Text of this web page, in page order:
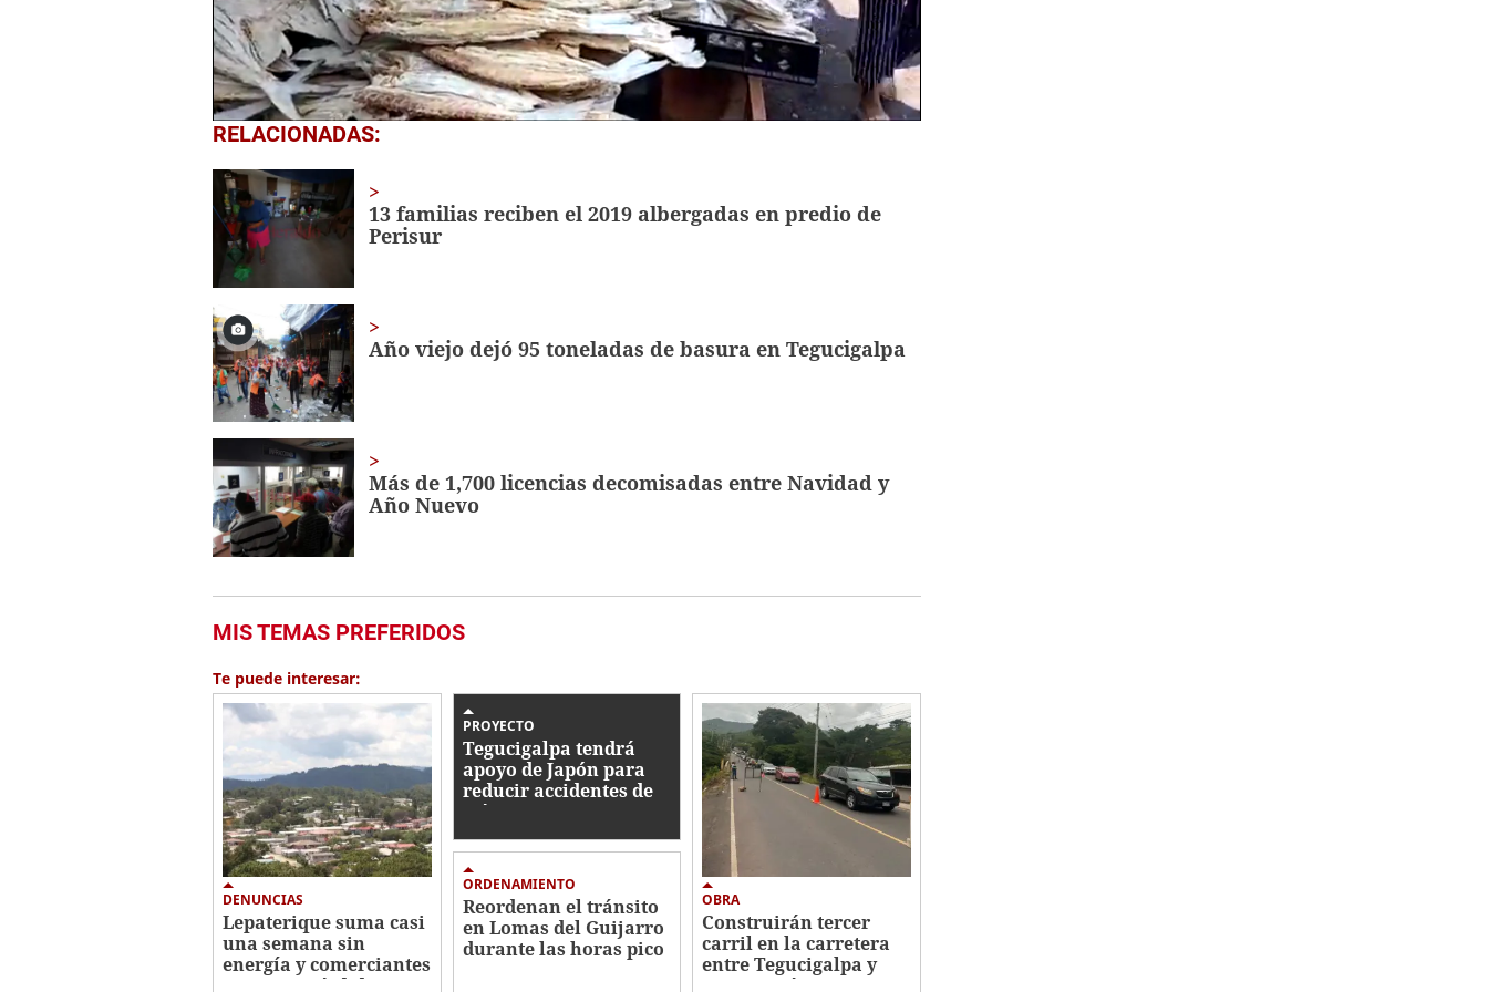
0
seconds
minute,
7
secondsVolume
0%
RELACIONADAS:
13 familias reciben el 2019 albergadas en predio de
Perisur
Año viejo dejó 95 toneladas de basura en Tegucigalpa
Más de 1,700 licencias decomisadas entre Navidad y
Año Nuevo
MIS TEMAS PREFERIDOS
Te puede interesar:
DENUNCIAS
Lepaterique suma casi
una semana sin
energía y comerciantes
reportan pérdidas
PROYECTO
Tegucigalpa tendrá
apoyo de Japón para
reducir accidentes de
tránsito
ORDENAMIENTO
Reordenan el tránsito
en Lomas del Guijarro
durante las horas pico
OBRA
Construirán tercer
carril en la carretera
entre Tegucigalpa y
Santa Lucía